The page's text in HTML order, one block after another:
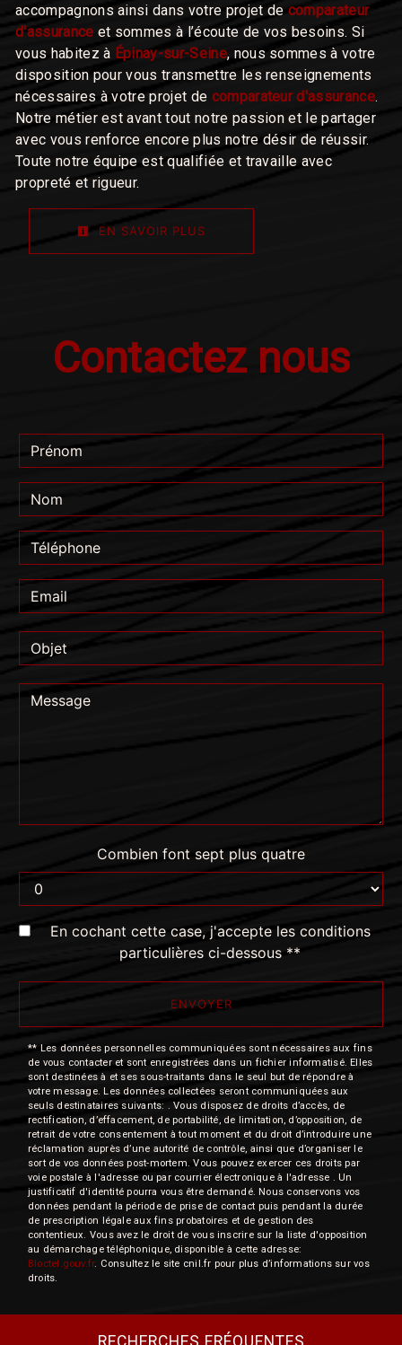
accompagnons ainsi dans votre projet de comparateur
d'assurance et sommes à l’écoute de vos besoins. Si
vous habitez à Épinay-sur-Seine, nous sommes à votre
disposition pour vous transmettre les renseignements
nécessaires à votre projet de comparateur d'assurance.
Notre métier est avant tout notre passion et le partager
avec vous renforce encore plus notre désir de réussir.
Toute notre équipe est qualifiée et travaille avec
propreté et rigueur.
EN SAVOIR PLUS
Contactez nous
Combien font sept plus quatre
En cochant cette case, j'accepte les conditions
particulières ci-dessous **
ENVOYER
** Les données personnelles communiquées sont nécessaires aux fins
de vous contacter et sont enregistrées dans un fichier informatisé. Elles
sont destinées à et ses sous-traitants dans le seul but de répondre à
votre message. Les données collectées seront communiquées aux
seuls destinataires suivants: . Vous disposez de droits d’accès, de
rectification, d’effacement, de portabilité, de limitation, d’opposition, de
retrait de votre consentement à tout moment et du droit d’introduire une
réclamation auprès d’une autorité de contrôle, ainsi que d’organiser le
sort de vos données post-mortem. Vous pouvez exercer ces droits par
voie postale à l'adresse ou par courrier électronique à l'adresse . Un
justificatif d'identité pourra vous être demandé. Nous conservons vos
données pendant la période de prise de contact puis pendant la durée
de prescription légale aux fins probatoires et de gestion des
contentieux. Vous avez le droit de vous inscrire sur la liste d'opposition
au démarchage téléphonique, disponible à cette adresse:
Bloctel.gouv.fr. Consultez le site cnil.fr pour plus d’informations sur vos
droits.
RECHERCHES FRÉQUENTES